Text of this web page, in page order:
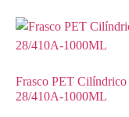
Frasco PET
28/410A-1000ML